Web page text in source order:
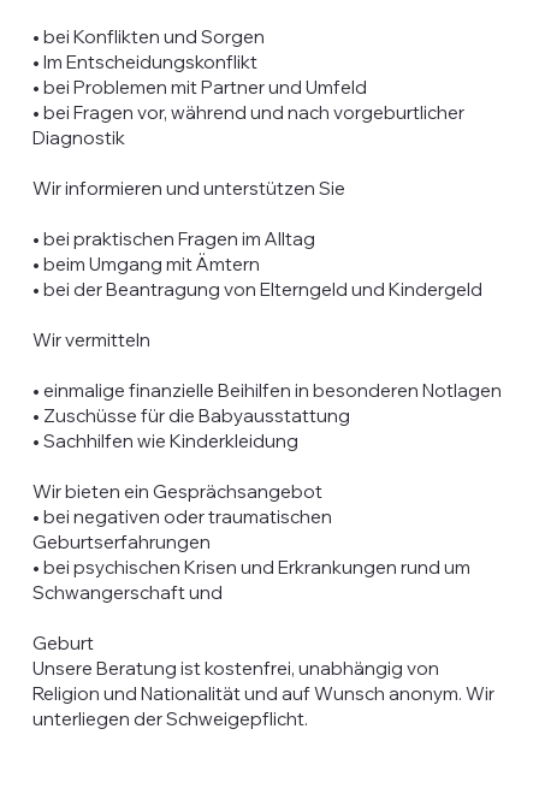
• bei Konflikten und Sorgen
• Im Entscheidungskonflikt
• bei Problemen mit Partner und Umfeld
• bei Fragen vor, während und nach vorgeburtlicher
Diagnostik
Wir informieren und unterstützen Sie
• bei praktischen Fragen im Alltag
• beim Umgang mit Ämtern
• bei der Beantragung von Elterngeld und Kindergeld
Wir vermitteln
• einmalige finanzielle Beihilfen in besonderen Notlagen
• Zuschüsse für die Babyausstattung
• Sachhilfen wie Kinderkleidung
Wir bieten ein Gesprächsangebot
• bei negativen oder traumatischen
Geburtserfahrungen
• bei psychischen Krisen und Erkrankungen rund um
Schwangerschaft und
Geburt
Unsere Beratung ist kostenfrei, unabhängig von
Religion und Nationalität und auf Wunsch anonym. Wir
unterliegen der Schweigepflicht.